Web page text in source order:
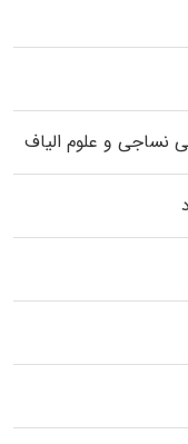
نساجی و علوم الیاف